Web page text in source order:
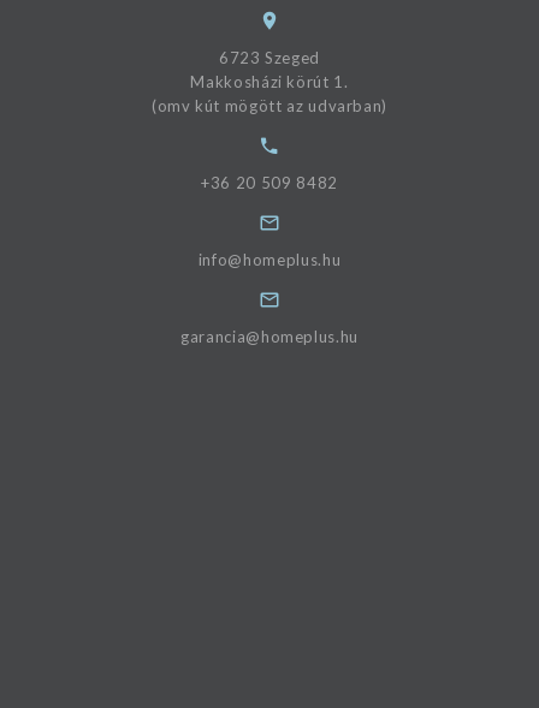
6723 Szeged
Makkosházi körút 1.
(omv kút mögött az udvarban)
+36 20 509 8482
info@homeplus.hu
garancia@homeplus.hu